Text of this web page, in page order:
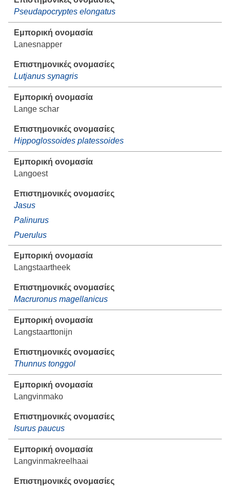
Pseudapocryptes elongatus
Lanesnapper
Lutjanus synagris
Lange schar
Hippoglossoides platessoides
Langoest
Jasus
Palinurus
Puerulus
Langstaartheek
Macruronus magellanicus
Langstaarttonijn
Thunnus tonggol
Langvinmako
Isurus paucus
Langvinmakreelhaai